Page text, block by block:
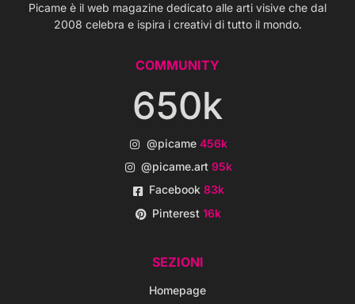
Picame è il web magazine dedicato alle arti visive che dal
2008 celebra e ispira i creativi di tutto il mondo.
COMMUNITY
650k
@picame 456k
@picame.art95k
Facebook83k
Pinterest16k
SEZIONI
Homepage